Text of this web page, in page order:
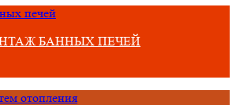
БАННЫХ ПЕЧЕЙ